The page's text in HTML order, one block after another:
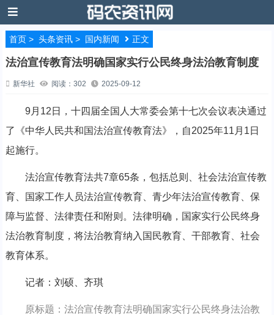
首页> 头条资讯> 国内新闻 正文
法治宣传教育法明确国家实行公民终身法治教育制度
新华社 阅读：302 2025-09-12
9月12日，十四届全国人大常委会第十七次会议表决通过
了《中华人民共和国法治宣传教育法》，自2025年11月1日
起施行。
法治宣传教育法共7章65条，包括总则、社会法治宣传教
育、国家工作人员法治宣传教育、青少年法治宣传教育、保
障与监督、法律责任和附则。法律明确，国家实行公民终身
法治教育制度，将法治教育纳入国民教育、干部教育、社会
教育体系。
记者：刘硕、齐琪
原标题：法治宣传教育法明确国家实行公民终身法治教